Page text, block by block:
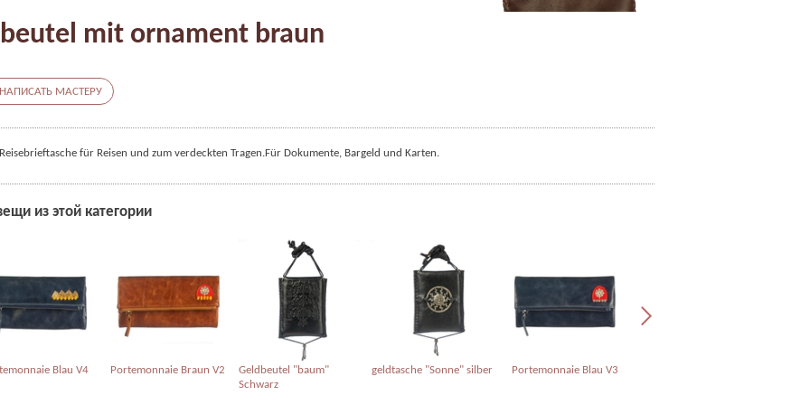
mit ornament braun
НАПИСАТЬ МАСТЕРУ
für Reisen und zum verdeckten Tragen.Für Dokumente, Bargeld und Karten.
из этой категории
Blau V4 Portemonnaie Braun V2
Geldbeutel "baum"
Schwarz
geldtasche "Sonne" silber Portemonnaie Blau V3